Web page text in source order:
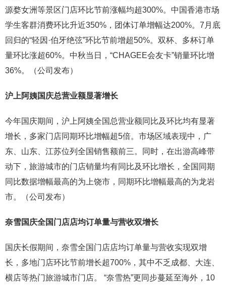
源婺女洲等景区门店环比节前涨幅均超300%。中国香港市场
学生客群消费环比升近350%，团体订单增幅达200%。7月底
回归的“轻因·伯牙绝弦”环比节前增超50%。双杯、多杯订单
量环比涨超60%。中秋当日，“CHAGEE会友卡”销量环比增
36%。（公司发布）
沪上阿姨国庆总营业额显著增长
今年国庆期间，沪上阿姨全国总营业额同比及环比均有显著
增长，多家门店同期环比增幅超5倍。市场区域表现中，广
东、山东、江苏位列全国销售额前三。同时，在出游高峰带
动下，旅游城市的门店销量均有同比及环比增长，全国同期
同比数据增幅最高的为上饶市，同期环比增幅最高的为龙岩
市。（公司发布）
奈雪国庆全国门店店均订单量与营收双增长
国庆长假期间，奈雪全国门店店均订单量与营收实现双增
长，多地门店环比节前增长超700%，其中不乏成都、大连、
横店等热门旅游城市门店。 “奈雪热”更同步蔓延至海外，10